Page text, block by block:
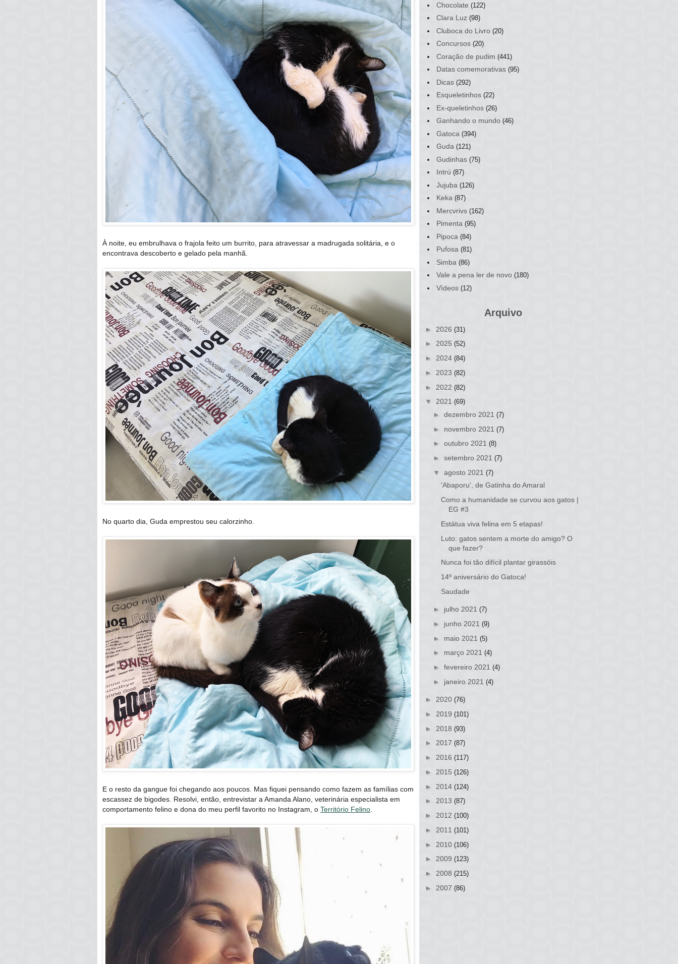
À noite, eu embrulhava o frajola feito um burrito, para atravessar a madrugada solitária, e o
encontrava descoberto e gelado pela manhã.
No quarto dia, Guda emprestou seu calorzinho.
E o resto da gangue foi chegando aos poucos. Mas fiquei pensando como fazem as famílias com
escassez de bigodes. Resolvi, então, entrevistar a Amanda Alano, veterinária especialista em
comportamento felino e dona do meu perfil favorito no Instagram, o Território Felino
Chocolate (122)
Clara Luz (98)
Cluboca do Livro (20)
Concursos (20)
Coração de pudim (441)
Datas comemorativas (95)
Dicas (292)
Esqueletinhos (22)
Ex-queletinhos (26)
Ganhando o mundo (46)
Gatoca (394)
Guda (121)
Gudinhas (75)
Intrú (87)
Jujuba (126)
Keka (87)
Mercvrivs (162)
Pimenta (95)
Pipoca (84)
Pufosa (81)
Simba (86)
Vale a pena ler de novo (180)
Vídeos (12)
Arquivo
► 2026 (31)
► 2025 (52)
► 2024 (84)
► 2023 (82)
► 2022 (82)
▼ 2021 (69)
► dezembro 2021 (7)
► novembro 2021 (7)
► outubro 2021 (8)
► setembro 2021 (7)
▼ agosto 2021 (7)
'Abaporu', de Gatinha do Amaral
Como a humanidade se curvou aos gatos |
EG #3
Estátua viva felina em 5 etapas!
Luto: gatos sentem a morte do amigo? O
que fazer?
Nunca foi tão difícil plantar girassóis
14º aniversário do Gatoca!
Saudade
► julho 2021 (7)
► junho 2021 (9)
► maio 2021 (5)
► março 2021 (4)
► fevereiro 2021 (4)
► janeiro 2021 (4)
► 2020 (76)
► 2019 (101)
► 2018 (93)
► 2017 (87)
► 2016 (117)
► 2015 (126)
► 2014 (124)
► 2013 (87)
► 2012 (100)
► 2011 (101)
► 2010 (106)
► 2009 (123)
► 2008 (215)
► 2007 (86)